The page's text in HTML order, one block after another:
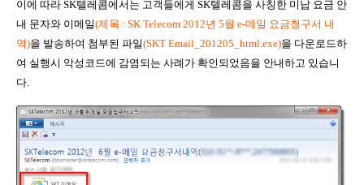
이에 따라 SK텔레콤에서는 고객들에게 SK텔레콤을 사칭한 미납 요금 안
내 문자와 이메일(제목 : SK Telecom 2012년 5월 e-메일 요금청구서 내
역)을 발송하여 첨부된 파일(SKT Email_ 201205_ html.exe)을 다운로드하
여 실행시 악성코드에 감염되는 사례가 확인되었음을 안내하고 있습니
다.